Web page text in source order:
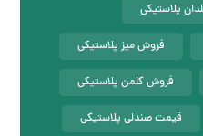
پلاستیکی
فروش میز پلاستیکی
فروش کلمن پلاستیکی
قیمت صندلی پلاستیکی